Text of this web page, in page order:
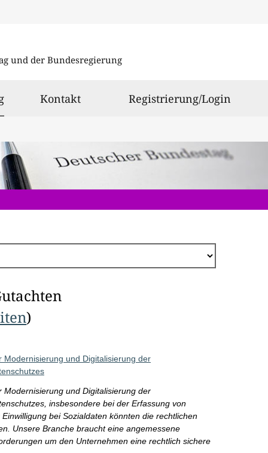
und der Bundesregierung
ausgewählt
Kontakt Registrierung/Login
)
und Digitalisierung der
und Digitalisierung der
insbesondere bei der Erfassung von
bei Sozialdaten könnten die rechtlichen
Unsere Branche braucht eine angemessene
um den Unternehmen eine rechtlich sichere